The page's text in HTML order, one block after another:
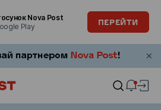
Nova Post
Play
ПЕРЕЙТИ